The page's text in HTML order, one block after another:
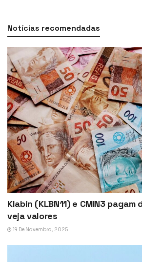
Notícias recomendadas
Klabin (KLBN11) e CMIN3
veja valores
19 De Novembro, 2025